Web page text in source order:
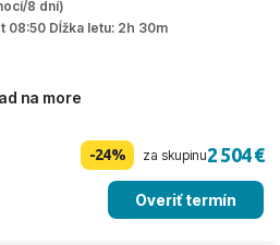
8 dní)
08:50 Dĺžka letu: 2h 30m
na more
-24% za skupinu2 504 €
Overiť termín